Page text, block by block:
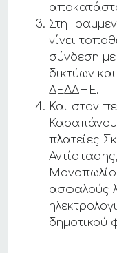
Στη
γίνει
σύνδεση
δικτύων
ΔΕΔΔΗΕ.
Και στον
πλατείες
ασφαλούς
δημοτικού